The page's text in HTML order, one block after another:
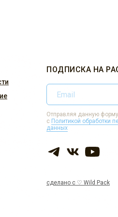
сделано с ♡ Wild Pack
ПОДПИСКА НА
Отправляя данную
с Политикой обработки
данных